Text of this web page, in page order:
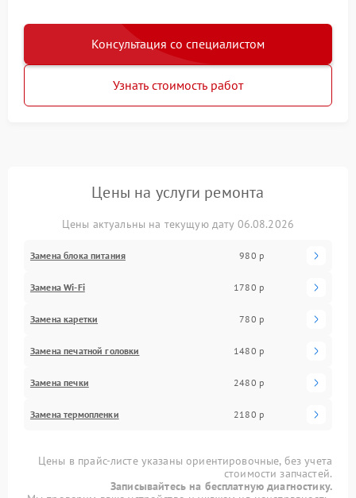
Консультация со специалистом
Узнать стоимость работ
Цены на услуги ремонта
Цены актуальны на текущую дату 06.08.2026
Замена блока питания 980 р
Замена Wi-Fi 1780 р
Замена каретки 780 р
Замена печатной головки 1480 р
Замена печки 2480 р
Замена термопленки 2180 р
Цены в прайс-листе указаны ориентировочные, без учета
стоимости запчастей.
Записывайтесь на бесплатную диагностику.